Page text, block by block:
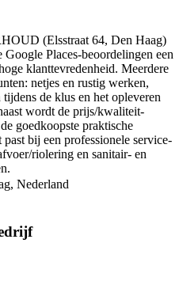
(Elsstraat 64, Den Haag)
Places-beoordelingen een
klanttevredenheid. Meerdere
netjes en rustig werken,
de klus en het opleveren
wordt de prijs/kwaliteit-
goedkoopste praktische
bij een professionele service-
riolering en sanitair- en
Nederland